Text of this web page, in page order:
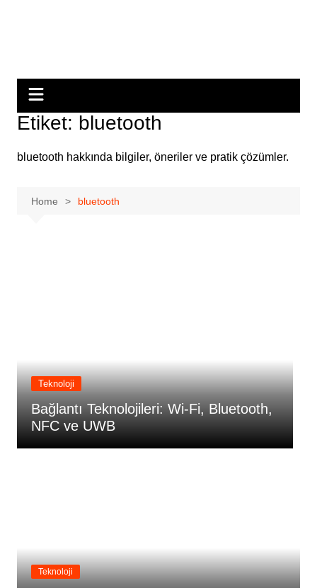
Etiket: bluetooth
bluetooth hakkında bilgiler, öneriler ve pratik çözümler.
Home bluetooth
Teknoloji
Bağlantı Teknolojileri: Wi-Fi, Bluetooth,
NFC ve UWB
Teknoloji